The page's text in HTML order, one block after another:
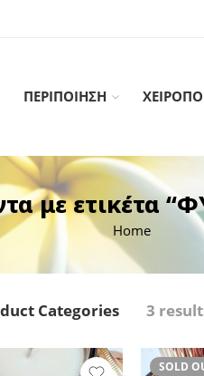
ΠΕΡΙΠΟΙΗΣΗ
με ετικέτα
Home
Categories 3
SOLD